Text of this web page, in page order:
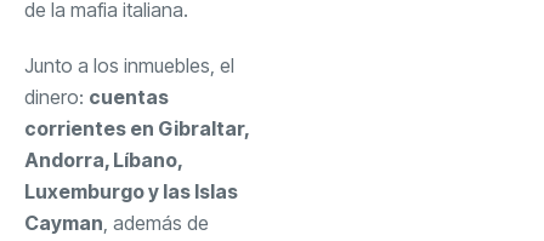
de la mafia italiana.
Junto a los inmuebles, el
dinero: cuentas
corrientes en Gibraltar,
Andorra, Líbano,
Luxemburgo y las Islas
Cayman, además de